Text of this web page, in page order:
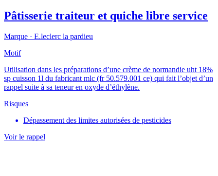
Pâtisserie traiteur et quiche libre service
Marque · E.leclerc la pardieu
Motif
Utilisation dans les préparations d’une crème de normandie uht 18%
sp cuisson 1l du fabricant mlc (fr 50.579.001 ce) qui fait l’objet d’un
rappel suite à sa teneur en oxyde d’éthylène.
Risques
Dépassement des limites autorisées de pesticides
Voir le rappel